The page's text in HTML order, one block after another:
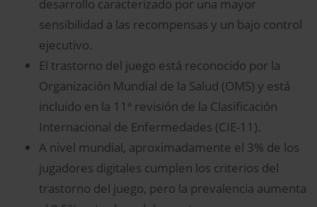
desarrollo caracterizado por una mayor
sensibilidad a las recompensas y un bajo control
ejecutivo.
El trastorno del juego está reconocido por la
Organización Mundial de la Salud (OMS) y está
incluido en la 11ª revisión de la Clasificación
Internacional de Enfermedades (CIE-11).
A nivel mundial, aproximadamente el 3% de los
jugadores digitales cumplen los criterios del
trastorno del juego, pero la prevalencia aumenta